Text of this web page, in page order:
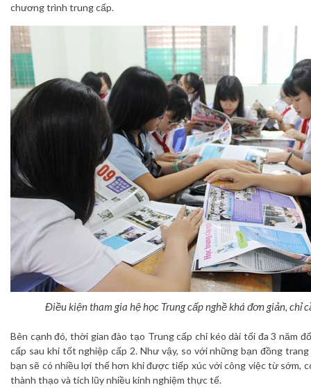
chương trình trung cấp.
Điều kiện tham gia hệ học Trung cấp nghề khá đơn giản, chỉ
Bên cạnh đó, thời gian đào tạo Trung cấp chỉ kéo dài tối đa 3 năm
cấp sau khi tốt nghiệp cấp 2. Như vậy, so với những bạn đồng
bạn sẽ có nhiều lợi thế hơn khi được tiếp xúc với công việc từ sớm,
thành thạo và tích lũy nhiều kinh nghiệm thực tế.